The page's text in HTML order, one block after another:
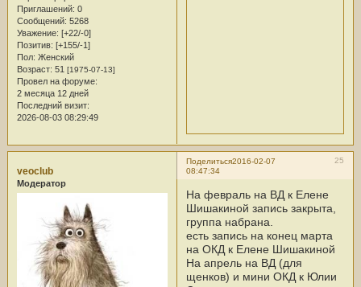
Приглашений: 0
Сообщений: 5268
Уважение: [+22/-0]
Позитив: [+155/-1]
Пол: Женский
Возраст: 51 [1975-07-13]
Провел на форуме:
2 месяца 12 дней
Последний визит:
2026-08-03 08:29:49
Поделиться 25
2016-02-07
08:47:34
veoclub
Модератор
На февраль на ВД к Елене
Шишакиной запись закрыта,
группа набрана.
есть запись на конец марта
на ОКД к Елене Шишакиной
На апрель на ВД (для
щенков) и мини ОКД к Юлии